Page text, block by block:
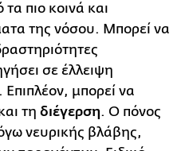
τα πιο κοινά και
της νόσου. Μπορεί να
σε έλλειψη
Επιπλέον, μπορεί να
τη διέγερση. Ο πόνος
νευρικής βλάβης,